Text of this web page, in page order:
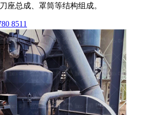
座总成、罩筒等结构组成。
8511